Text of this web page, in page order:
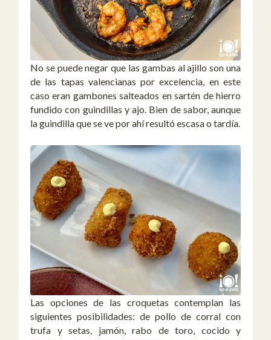
No se puede negar que las gambas al ajillo son una
de las tapas valencianas por excelencia, en este
caso eran gambones salteados en sartén de hierro
fundido con guindillas y ajo. Bien de sabor, aunque
la guindilla que se ve por ahí resultó escasa o tardía.
Las opciones de las croquetas contemplan las
siguientes posibilidades: de pollo de corral con
trufa y setas, jamón, rabo de toro, cocido y